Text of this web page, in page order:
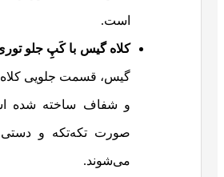
است.
کلاه گیس با کَپِ جلو
گیس، قسمت جلویی کلاه
و شفاف ساخته شده
صورت تکه‌تکه و
می‌شوند.